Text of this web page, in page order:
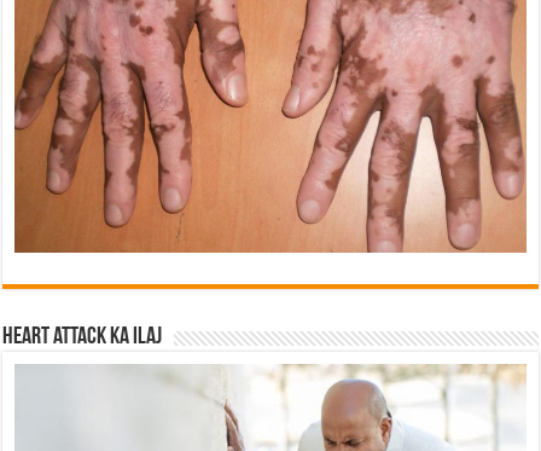
Heart attack ka ilaj